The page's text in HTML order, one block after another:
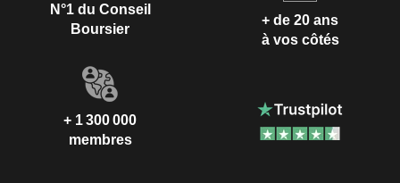
N°1 du Conseil
Boursier
+ de 20 ans
à vos côtés
+ 1 300 000
membres